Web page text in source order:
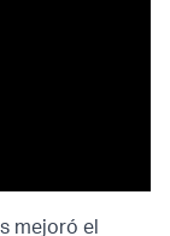
mejoró el